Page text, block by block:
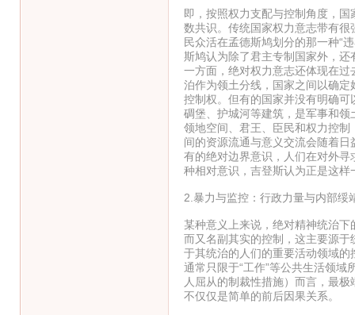
即，按照权力支配与控制角度，
数共识。传统国家权力意志带有
民众活在孟德斯鸠划分的那一种“
斯鸠认为除了君主专制国家外，
一方面，绝对权力意志还体现在
泊作为领土分线，国家之间以确
控制权。但有的国家并没有明确
碉堡、护城河等建筑，是军事和
领地空间、君王、臣民和权力控
间的资源流通与意义交流会随着
有的绝对边界意识，人们在对外
种相对意识，吉登斯认为正是这
2.暴力与监控：行政力量与内部绥
某种意义上来说，绝对精神统治下
而又名副其实的控制，这主要源于
于其统治的人们的重要活动领域
通常只限于“工作”等公共生活领
人屈从的制裁性措施）而言，最
不仅仅是简单的前后因果关系。